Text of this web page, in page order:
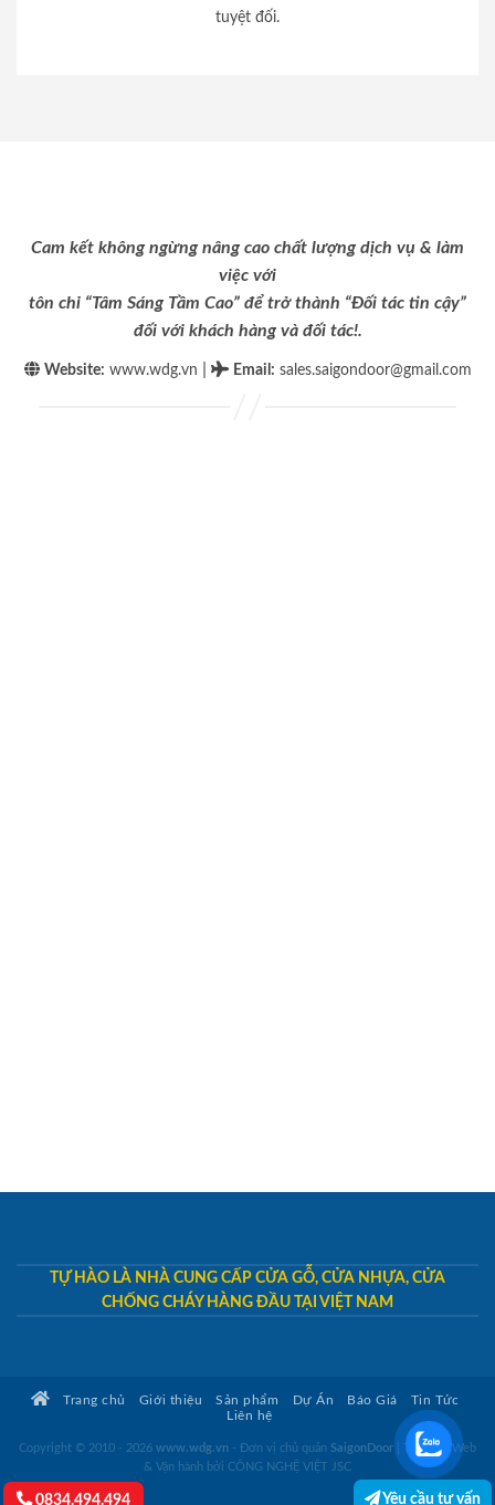
tuyệt đối.
Cam kết không ngừng nâng cao chất lượng dịch vụ & làm
việc với
tôn chỉ “Tâm Sáng Tầm Cao” để trở thành “Đối tác tin cậy”
đối với khách hàng và đối tác!.
Website: www.wdg.vn Email : sales.saigondoor@gmail.com
TỰ HÀO LÀ NHÀ CUNG CẤP CỬA GỖ, CỬA NHỰA, CỬA
CHỐNG CHÁY HÀNG ĐẦU TẠI VIỆT NAM
Trang chủ Giới thiệu Sản phẩm Dự Án Báo Giá
Tin Tức
Liên hệ
Copyright © 2010 - 2026 www.wdg.vn - Đơn vị chủ quản SaigonDoor
Thiết kế Web
& Vận hành bởi CÔNG NGHỆ VIỆT JSC
0834.494.494 Yêu cầu tư vấn